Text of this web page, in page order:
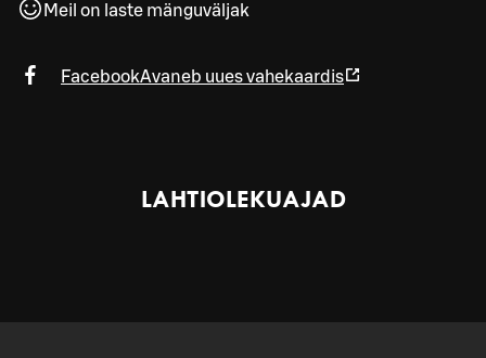
Meil on laste mänguväljak
FacebookAvaneb uues vahekaardis
LAHTIOLEKUAJAD